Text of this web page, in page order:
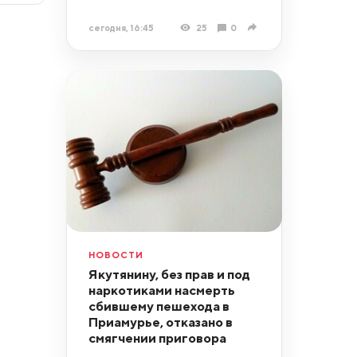
сегодня, 16:45 25 0
НОВОСТИ
Якутянину, без прав и под
наркотиками насмерть
сбившему пешехода в
Приамурье, отказано в
смягчении приговора